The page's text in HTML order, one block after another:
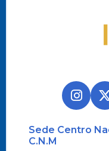
Sede Centro
C.N.M